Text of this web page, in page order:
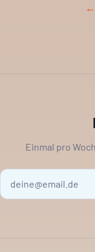
←
Einmal pro